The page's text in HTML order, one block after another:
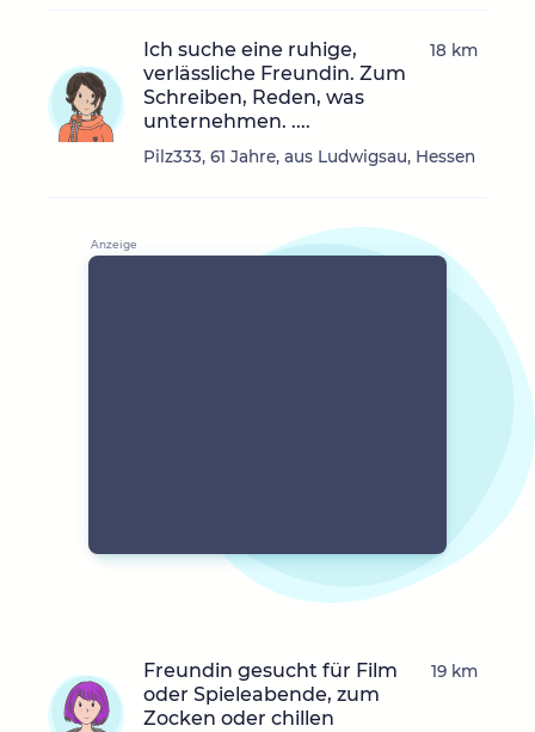
Ich suche eine ruhige,
verlässliche Freundin. Zum
Schreiben, Reden, was
unternehmen. ....
Pilz333, 61 Jahre, aus Ludwigsau, Hessen
18 km
Freundin gesucht für Film
oder Spieleabende, zum
Zocken oder chillen
19 km